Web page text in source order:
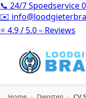
📞 24/7 Spoedservice
✉️
⭐ 4.9 / 5.0 – Reviews